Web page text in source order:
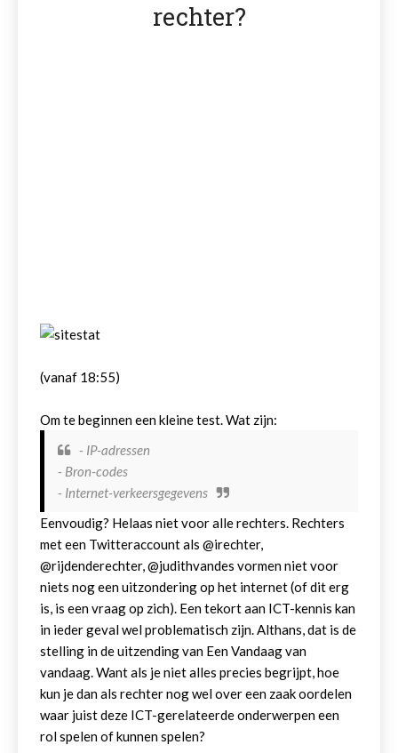
rechter?
(vanaf 18:55)
Om te beginnen een kleine test. Wat zijn:
- IP-adressen
- Bron-codes
- Internet-verkeersgegevens
Eenvoudig? Helaas niet voor alle rechters. Rechters
met een Twitteraccount als @irechter,
@rijdenderechter, @judithvandes vormen niet voor
niets nog een uitzondering op het internet (of dit erg
is, is een vraag op zich). Een tekort aan ICT-kennis kan
in ieder geval wel problematisch zijn. Althans, dat is de
stelling in de uitzending van Een Vandaag van
vandaag. Want als je niet alles precies begrijpt, hoe
kun je dan als rechter nog wel over een zaak oordelen
waar juist deze ICT-gerelateerde onderwerpen een
rol spelen of kunnen spelen?